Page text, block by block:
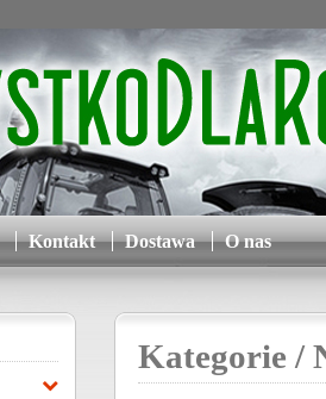
Kontakt Dostawa O nas
Kategorie /